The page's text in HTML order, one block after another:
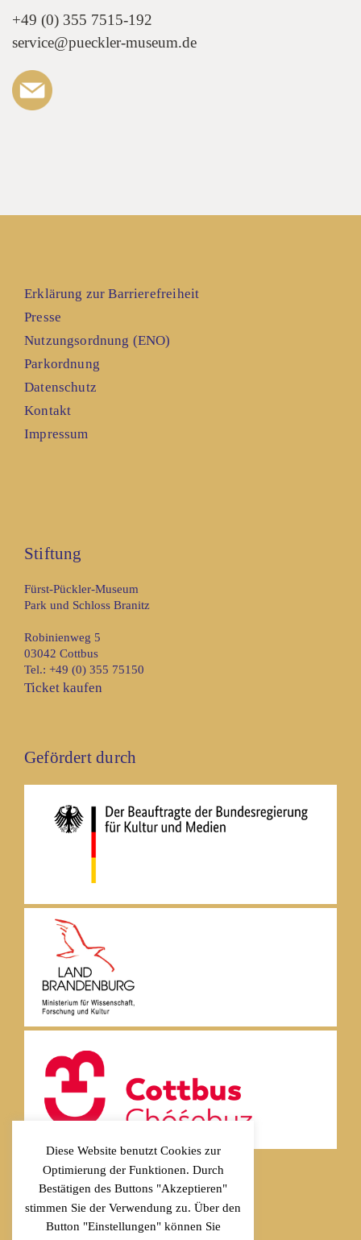
+49 (0) 355 7515-192
service@pueckler-museum.de
Erklärung zur Barrierefreiheit
Presse
Nutzungsordnung (ENO)
Parkordnung
Datenschutz
Kontakt
Impressum
Stiftung
Fürst-Pückler-Museum
Park und Schloss Branitz
Robinienweg 5
03042 Cottbus
Tel.: +49 (0) 355 75150
Ticket kaufen
Gefördert durch
Diese Website benutzt Cookies zur
Optimierung der Funktionen. Durch
Bestätigen des Buttons "Akzeptieren"
stimmen Sie der Verwendung zu. Über den
Button "Einstellungen" können Sie